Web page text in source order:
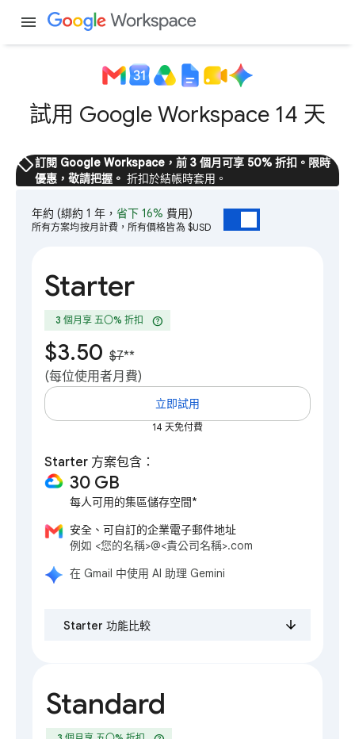
menu
試用 Google Workspace 14 天
sell訂閱 Google Workspace，前 3 個月可享 50% 折扣。限時
優惠，敬請把握。 折扣於結帳時套用。
年約 (綁約 1 年， 省下 16% 費用)
所有方案均按月計費，所有價格皆為 $USD
Starter
3 個月享 五〇% 折扣 help
$3.50 $7**
(每位使用者月費)
立即試用
14 天免付費
Starter 方案包含：
30 GB
每人可用的集區儲存空間*
安全、可自訂的企業電子郵件地址
例如 <您的名稱>@<貴公司名稱>.com
在 Gmail 中使用 AI 助理 Gemini
Starter 功能比較
Standard